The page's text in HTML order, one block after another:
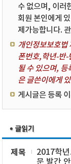
수 없으며, 이러
회원 본인에게
제가능합니다.
개인정보보호법
폰번호,학년-반-
될 수 있으며,
은 글쓴이에게
게시글은 등록
제목
2017학
문 발간